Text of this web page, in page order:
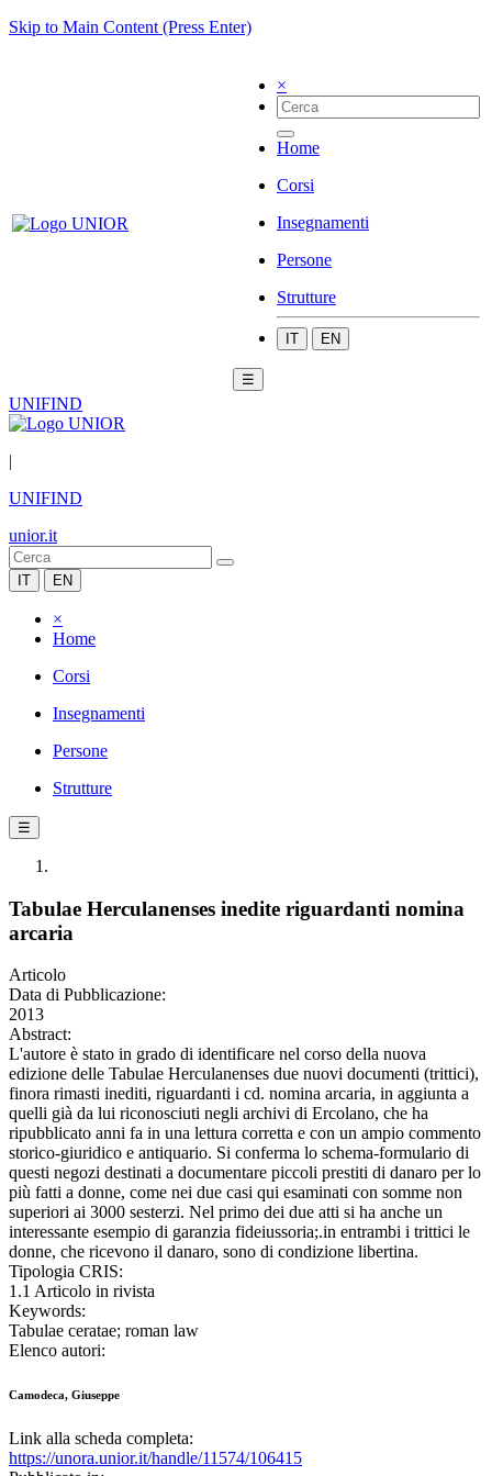
Skip to Main Content (Press Enter)
×
Home
Corsi
Insegnamenti
Persone
Strutture
IT EN
☰
UNIFIND
|
UNIFIND
unior.it
IT EN
×
Home
Corsi
Insegnamenti
Persone
Strutture
☰
Tabulae Herculanenses inedite riguardanti nomina
arcaria
Articolo
Data di Pubblicazione:
2013
Abstract:
L'autore è stato in grado di identificare nel corso della nuova
edizione delle Tabulae Herculanenses due nuovi documenti (trittici),
finora rimasti inediti, riguardanti i cd. nomina arcaria, in aggiunta a
quelli già da lui riconosciuti negli archivi di Ercolano, che ha
ripubblicato anni fa in una lettura corretta e con un ampio commento
storico-giuridico e antiquario. Si conferma lo schema-formulario di
questi negozi destinati a documentare piccoli prestiti di danaro per lo
più fatti a donne, come nei due casi qui esaminati con somme non
superiori ai 3000 sesterzi. Nel primo dei due atti si ha anche un
interessante esempio di garanzia fideiussoria;.in entrambi i trittici le
donne, che ricevono il danaro, sono di condizione libertina.
Tipologia CRIS:
1.1 Articolo in rivista
Keywords:
Tabulae ceratae; roman law
Elenco autori:
Camodeca, Giuseppe
Link alla scheda completa:
https://unora.unior.it/handle/11574/106415